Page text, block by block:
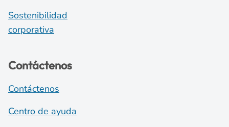
Sostenibilidad
corporativa
Contáctenos
Contáctenos
Centro de ayuda